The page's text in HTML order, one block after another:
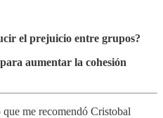
el prejuicio entre grupos?
aumentar la cohesión
me recomendó Cristobal